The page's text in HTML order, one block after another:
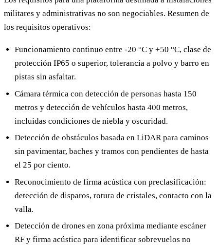
militares y administrativas no son negociables. Resumen de
los requisitos operativos:
Funcionamiento continuo entre -20 °C y +50 °C, clase de
protección IP65 o superior, tolerancia a polvo y barro en
pistas sin asfaltar.
Cámara térmica con detección de personas hasta 150
metros y detección de vehículos hasta 400 metros,
incluidas condiciones de niebla y oscuridad.
Detección de obstáculos basada en LiDAR para caminos
sin pavimentar, baches y tramos con pendientes de hasta
el 25 por ciento.
Reconocimiento de firma acústica con preclasificación:
detección de disparos, rotura de cristales, contacto con la
valla.
Detección de drones en zona próxima mediante escáner
RF y firma acústica para identificar sobrevuelos no